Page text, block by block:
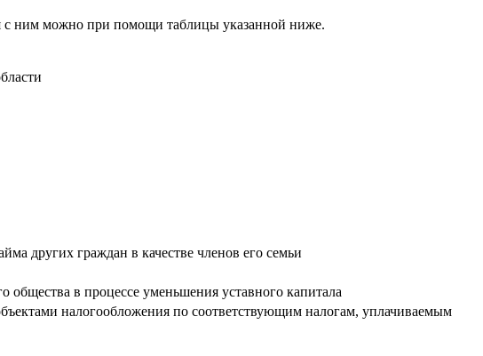
с ним можно при помощи таблицы указанной ниже.
других граждан в качестве членов его семьи
в процессе уменьшения уставного капитала
налогообложения по соответствующим налогам, уплачиваемым